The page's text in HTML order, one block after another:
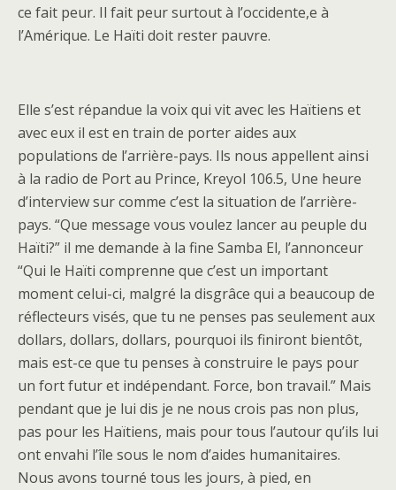
ce fait peur. Il fait peur surtout à l’occidente,e à
l’Amérique. Le Haïti doit rester pauvre.
Elle s’est répandue la voix qui vit avec les Haïtiens et
avec eux il est en train de porter aides aux
populations de l’arrière-pays. Ils nous appellent ainsi
à la radio de Port au Prince, Kreyol 106.5, Une heure
d’interview sur comme c’est la situation de l’arrière-
pays. “Que message vous voulez lancer au peuple du
Haïti?” il me demande à la fine Samba El, l’annonceur
“Qui le Haïti comprenne que c’est un important
moment celui-ci, malgré la disgrâce qui a beaucoup de
réflecteurs visés, que tu ne penses pas seulement aux
dollars, dollars, dollars, pourquoi ils finiront bientôt,
mais est-ce que tu penses à construire le pays pour
un fort futur et indépendant. Force, bon travail.” Mais
pendant que je lui dis je ne nous crois pas non plus,
pas pour les Haïtiens, mais pour tous l’autour qu’ils lui
ont envahi l’île sous le nom d’aides humanitaires.
Nous avons tourné tous les jours, à pied, en